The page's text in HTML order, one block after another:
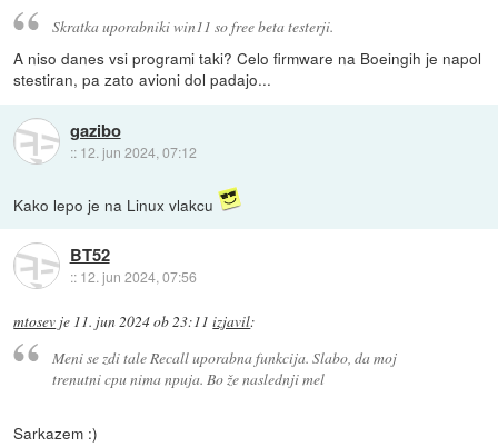
Skratka uporabniki win11 so free beta testerji.
A niso danes vsi programi taki? Celo firmware na Boeingih je napol
stestiran, pa zato avioni dol padajo...
gazibo
:: 12. jun 2024, 07:12
Kako lepo je na Linux vlakcu
BT52
:: 12. jun 2024, 07:56
mtosev je 11. jun 2024 ob 23:11 izjavil:
Meni se zdi tale Recall uporabna funkcija. Slabo, da moj
trenutni cpu nima npuja. Bo že naslednji mel
Sarkazem :)